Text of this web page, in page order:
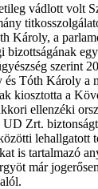
vádlott volt
Károly, a
bizottságának
szerint
Tóth Károly a
kiosztotta a
ellenzéki
UD Zrt.
lehallgatott
is tartalmazó
már